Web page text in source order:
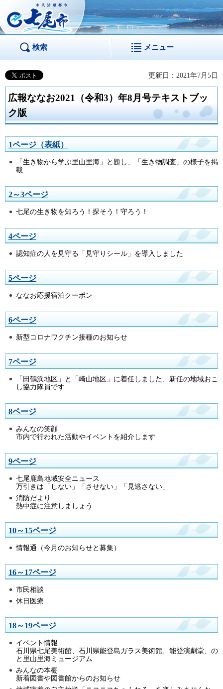
市民活躍都市 七尾
市
検索 メニュー
更新日：2021年7月5日
広報ななお2021（令和3）年8月号テキストブッ
ク版
1ページ（表紙）
「生き物から学ぶ里山里海」と題し、「生き物調査」の様子を掲
載
2～3ページ
七尾の生き物を知ろう！探そう！守ろう！
4ページ
認知症の人を見守る「見守りシール」を導入しました
5ページ
ななお応援宿泊クーポン
6ページ
新型コロナワクチン接種のお知らせ
7ページ
「田鶴浜地区」と「崎山地区」に着任しました、新任の地域おこ
し協力隊員です
8ページ
みんなの笑顔
市内で行われた活動やイベントを紹介します
9ページ
七尾鹿島地域安全ニュース
万引きは「しない」「させない」「見逃さない」
消防だより
熱中症に注意しましょう
10～15ページ
情報通（今月のお知らせと募集）
16～17ページ
市民相談
休日医療
18～19ページ
イベント情報
石川県七尾美術館、石川県能登島ガラス美術館、能登演劇堂、の
と里山里海ミュージアム
みんなの本棚
新着図書や図書館からのお知らせ